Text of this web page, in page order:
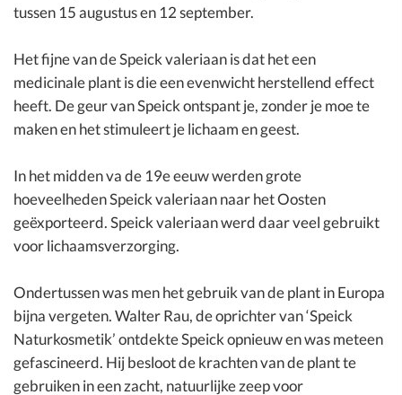
tussen 15 augustus en 12 september.
Het fijne van de Speick valeriaan is dat het een
medicinale plant is die een evenwicht herstellend effect
heeft. De geur van Speick ontspant je, zonder je moe te
maken en het stimuleert je lichaam en geest.
In het midden va de 19e eeuw werden grote
hoeveelheden Speick valeriaan naar het Oosten
geëxporteerd. Speick valeriaan werd daar veel gebruikt
voor lichaamsverzorging.
Ondertussen was men het gebruik van de plant in Europa
bijna vergeten. Walter Rau, de oprichter van ‘Speick
Naturkosmetik’ ontdekte Speick opnieuw en was meteen
gefascineerd. Hij besloot de krachten van de plant te
gebruiken in een zacht, natuurlijke zeep voor